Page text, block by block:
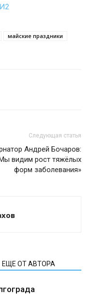
майские праздники
Следующая статья
Андрей Бочаров:
видим рост тяжёлых
форм заболевания»
ЕЩЕ ОТ АВТОРА